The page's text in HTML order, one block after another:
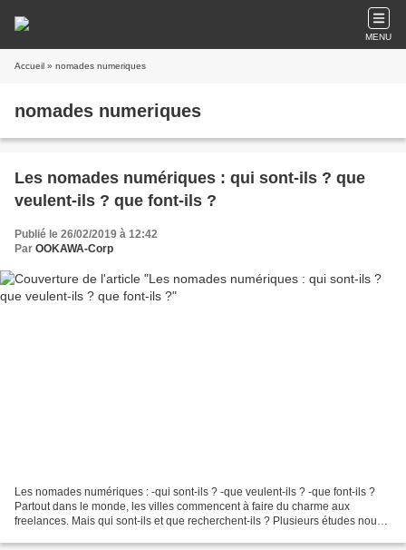
MENU
Accueil » nomades numeriques
nomades numeriques
Les nomades numériques : qui sont-ils ? que
veulent-ils ? que font-ils ?
Publié le 26/02/2019 à 12:42
Par OOKAWA-Corp
Les nomades numériques : -qui sont-ils ? -que veulent-ils ? -que font-ils ?
Partout dans le monde, les villes commencent à faire du charme aux
freelances. Mais qui sont-ils et que recherchent-ils ? Plusieurs études nous